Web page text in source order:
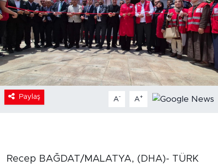
Paylaş A- A+
Recep BAĞDAT/MALATYA, (DHA)- TÜRK